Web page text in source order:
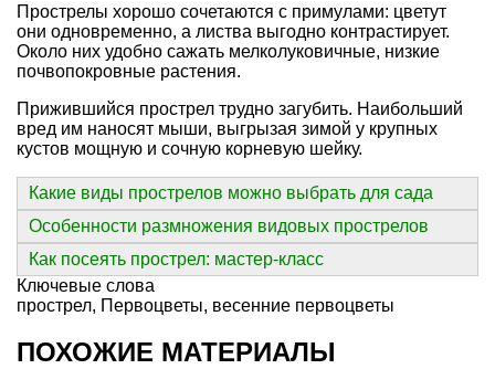
Прострелы хорошо сочетаются с примулами: цветут
они одновременно, а листва выгодно контрастирует.
Около них удобно сажать мелколуковичные, низкие
почвопокровные растения.
Прижившийся прострел трудно загубить. Наибольший
вред им наносят мыши, выгрызая зимой у крупных
кустов мощную и сочную корневую шейку.
Какие виды прострелов можно выбрать для сада
Особенности размножения видовых прострелов
Как посеять прострел: мастер-класс
Ключевые слова
прострел, Первоцветы, весенние первоцветы
ПОХОЖИЕ МАТЕРИАЛЫ